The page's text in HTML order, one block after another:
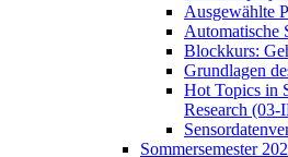
Ausgewählte
Automatische
Blockkurs:
Grundlagen
Hot Topics in
Research
Sommersemester